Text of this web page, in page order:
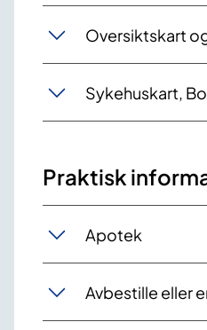
Oversiktskart
Sykehuskart,
Praktisk
Apotek
Avbestille eller